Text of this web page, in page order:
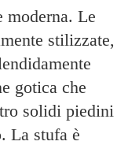
moderna. Le
stilizzate,
gotica che
solidi piedini
La stufa è